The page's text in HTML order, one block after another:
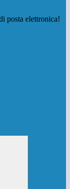
posta elettronica!